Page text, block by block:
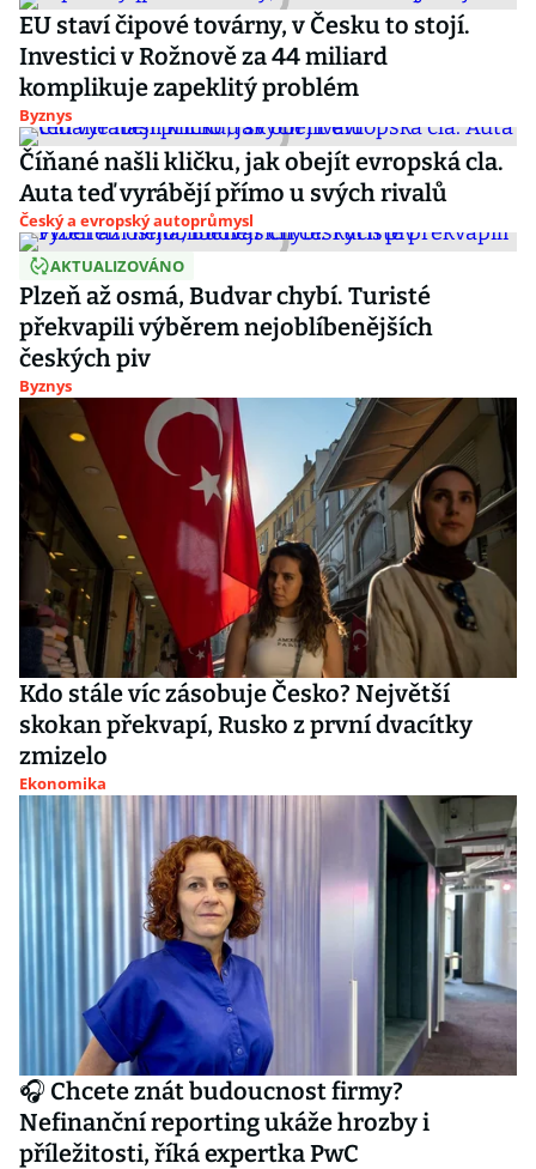
EU staví čipové továrny, v Česku to stojí.
Investici v Rožnově za 44 miliard
komplikuje zapeklitý problém
Byznys
Číňané našli kličku, jak obejít evropská cla.
Auta teď vyrábějí přímo u svých rivalů
Český a evropský autoprůmysl
AKTUALIZOVÁNO
Plzeň až osmá, Budvar chybí. Turisté
překvapili výběrem nejoblíbenějších
českých piv
Byznys
Kdo stále víc zásobuje Česko? Největší
skokan překvapí, Rusko z první dvacítky
zmizelo
Ekonomika
🎧 Chcete znát budoucnost firmy?
Nefinanční reporting ukáže hrozby i
příležitosti, říká expertka PwC